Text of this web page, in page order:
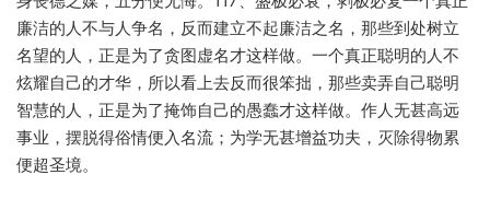
廉洁的人不与人争名，反而建立不起廉洁之名，那些到处树立
名望的人，正是为了贪图虚名才这样做。一个真正聪明的人不
炫耀自己的才华，所以看上去反而很笨拙，那些卖弄自己聪明
智慧的人，正是为了掩饰自己的愚蠢才这样做。作人无甚高远
事业，摆脱得俗情便入名流；为学无甚增益功夫，灭除得物累
便超圣境。